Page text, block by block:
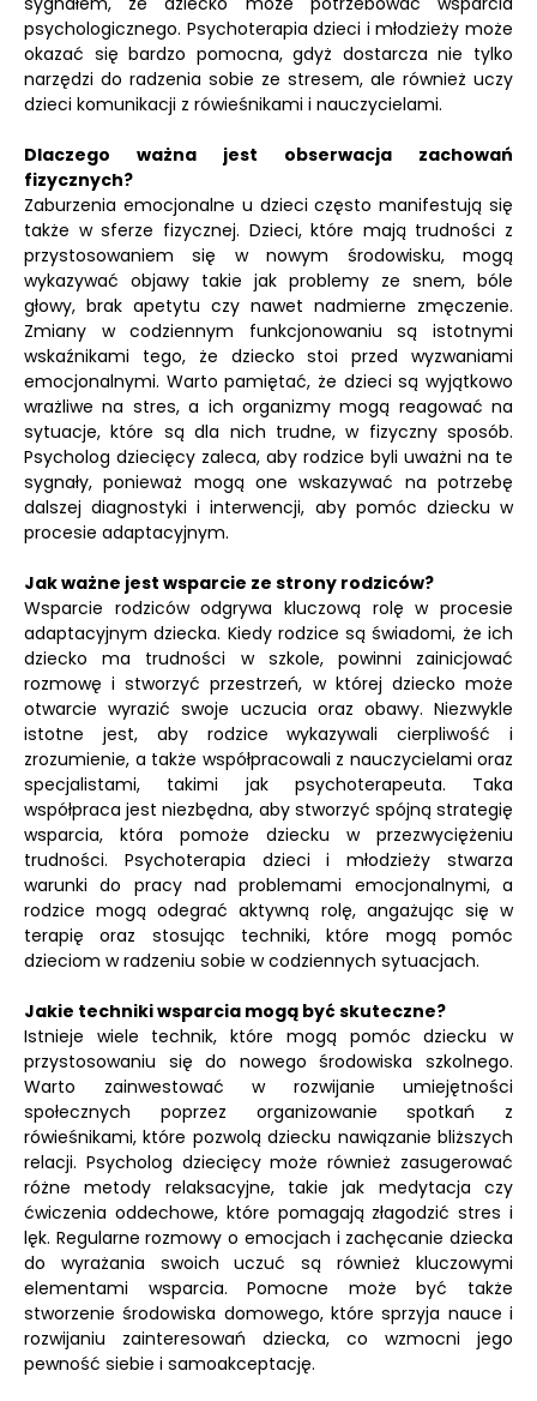
psychologicznego. Psychoterapia dzieci i młodzieży może
okazać się bardzo pomocna, gdyż dostarcza nie tylko
narzędzi do radzenia sobie ze stresem, ale również uczy
dzieci komunikacji z rówieśnikami i nauczycielami.
Dlaczego ważna jest obserwacja zachowań
fizycznych?
Zaburzenia emocjonalne u dzieci często manifestują się
także w sferze fizycznej. Dzieci, które mają trudności z
przystosowaniem się w nowym środowisku, mogą
wykazywać objawy takie jak problemy ze snem, bóle
głowy, brak apetytu czy nawet nadmierne zmęczenie.
Zmiany w codziennym funkcjonowaniu są istotnymi
wskaźnikami tego, że dziecko stoi przed wyzwaniami
emocjonalnymi. Warto pamiętać, że dzieci są wyjątkowo
wrażliwe na stres, a ich organizmy mogą reagować na
sytuacje, które są dla nich trudne, w fizyczny sposób.
Psycholog dziecięcy zaleca, aby rodzice byli uważni na te
sygnały, ponieważ mogą one wskazywać na potrzebę
dalszej diagnostyki i interwencji, aby pomóc dziecku w
procesie adaptacyjnym.
Jak ważne jest wsparcie ze strony rodziców?
Wsparcie rodziców odgrywa kluczową rolę w procesie
adaptacyjnym dziecka. Kiedy rodzice są świadomi, że ich
dziecko ma trudności w szkole, powinni zainicjować
rozmowę i stworzyć przestrzeń, w której dziecko może
otwarcie wyrazić swoje uczucia oraz obawy. Niezwykle
istotne jest, aby rodzice wykazywali cierpliwość i
zrozumienie, a także współpracowali z nauczycielami oraz
specjalistami, takimi jak psychoterapeuta. Taka
współpraca jest niezbędna, aby stworzyć spójną strategię
wsparcia, która pomoże dziecku w przezwyciężeniu
trudności. Psychoterapia dzieci i młodzieży stwarza
warunki do pracy nad problemami emocjonalnymi, a
rodzice mogą odegrać aktywną rolę, angażując się w
terapię oraz stosując techniki, które mogą pomóc
dzieciom w radzeniu sobie w codziennych sytuacjach.
Jakie techniki wsparcia mogą być skuteczne?
Istnieje wiele technik, które mogą pomóc dziecku w
przystosowaniu się do nowego środowiska szkolnego.
Warto zainwestować w rozwijanie umiejętności
społecznych poprzez organizowanie spotkań z
rówieśnikami, które pozwolą dziecku nawiązanie bliższych
relacji. Psycholog dziecięcy może również zasugerować
różne metody relaksacyjne, takie jak medytacja czy
ćwiczenia oddechowe, które pomagają złagodzić stres i
lęk. Regularne rozmowy o emocjach i zachęcanie dziecka
do wyrażania swoich uczuć są również kluczowymi
elementami wsparcia. Pomocne może być także
stworzenie środowiska domowego, które sprzyja nauce i
rozwijaniu zainteresowań dziecka, co wzmocni jego
pewność siebie i samoakceptację.